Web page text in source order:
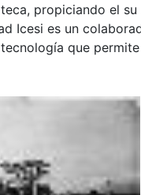
propiciando el su
Icesi es un
que